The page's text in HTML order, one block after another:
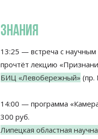
ЗНАНИЯ
13:25 — встреча с
прочтёт лекцию
БИЦ «Левобережный» (пр.
14:00 — программа
300 руб.
Липецкая областная